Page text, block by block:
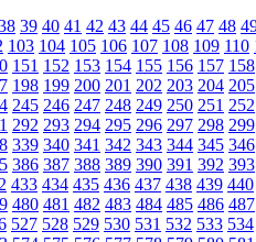
39 40 41 42 43 44 45 46 47 48
103 104 105 106 107 108 109 110
151 152 153 154 155 156 157 158
198 199 200 201 202 203 204 205
245 246 247 248 249 250 251 252
292 293 294 295 296 297 298 299
339 340 341 342 343 344 345 346
386 387 388 389 390 391 392 393
433 434 435 436 437 438 439 440
480 481 482 483 484 485 486 487
527 528 529 530 531 532 533 534